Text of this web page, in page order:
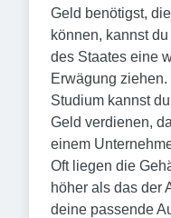
Geld benötigst,
können, kannst
des Staates eine
Erwägung
Studium kannst
Geld verdienen,
einem
Oft liegen die
höher als das der
deine passende